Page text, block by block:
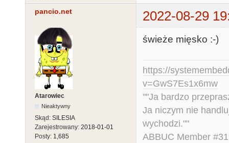
pancio.net 2022-08-29
Atarowiec
Nieaktywny
Skąd: SILESIA
Zarejestrowany: 2018-01-01
Posty: 1,685
świeże mięsko :-)
https://
v=GwS7Es1x6mw
""Ja bardzo
Ja niczym nie
wychodzi.""
ABBUC Member